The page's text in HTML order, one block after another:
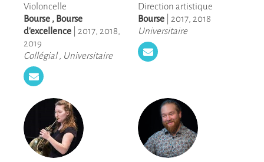
Violoncelle
Bourse , Bourse
d'excellence
2017 2018
2019
Collégial, Universitaire
Direction artistique
Bourse
2017 2018
Universitaire